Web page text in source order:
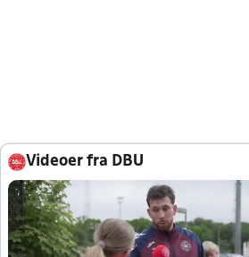
Videoer fra DBU